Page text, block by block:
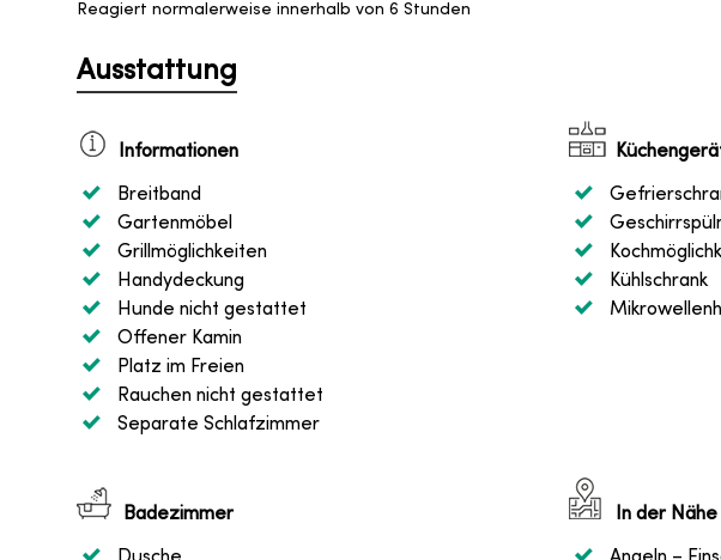
Reagiert normalerweise innerhalb von 6 Stunden
Ausstattung
Informationen
Breitband
Gartenmöbel
Grillmöglichkeiten
Handydeckung
Hunde nicht gestattet
Offener Kamin
Platz im Freien
Rauchen nicht gestattet
Separate Schlafzimmer
Kühlschrank
Badezimmer In der Nähe